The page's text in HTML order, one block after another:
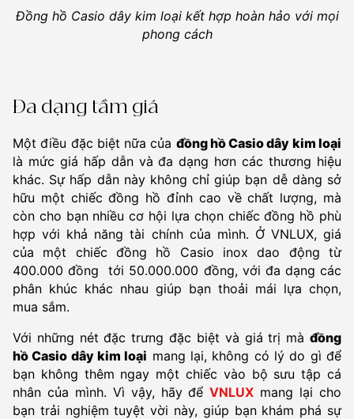
Đồng hồ Casio dây kim loại kết hợp hoàn hảo với mọi
phong cách
Đa dạng tầm giá
Một điều đặc biệt nữa của đồng hồ Casio dây kim loại
là mức giá hấp dẫn và đa dạng hơn các thương hiệu
khác. Sự hấp dẫn này không chỉ giúp bạn dễ dàng sở
hữu một chiếc đồng hồ đỉnh cao về chất lượng, mà
còn cho bạn nhiều cơ hội lựa chọn chiếc đồng hồ phù
hợp với khả năng tài chính của mình. Ở VNLUX, giá
của một chiếc đồng hồ Casio inox dao động từ
400.000 đồng tới 50.000.000 đồng, với đa dạng các
phân khúc khác nhau giúp bạn thoải mái lựa chọn,
mua sắm.
Với những nét đặc trưng đặc biệt và giá trị mà đồng
hồ Casio dây kim loại mang lại, không có lý do gì để
bạn không thêm ngay một chiếc vào bộ sưu tập cá
nhân của mình. Vì vậy, hãy đểVNLUX mang lại cho
bạn trải nghiệm tuyệt vời này, giúp bạn khám phá sự